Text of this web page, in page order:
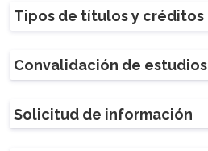
Tipos de títulos y créditos
Convalidación de estudios
Solicitud de información